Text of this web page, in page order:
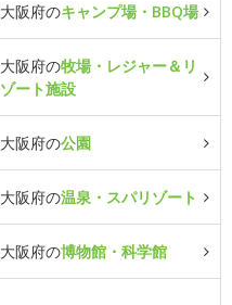
大阪府のキャンプ場・BBQ場
大阪府の牧場・レジャー＆リ
ゾート施設
大阪府の公園
大阪府の温泉・スパリゾート
大阪府の博物館・科学館